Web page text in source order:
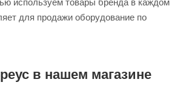
используем товары бренда в каждом
для продажи оборудование по
в нашем магазине